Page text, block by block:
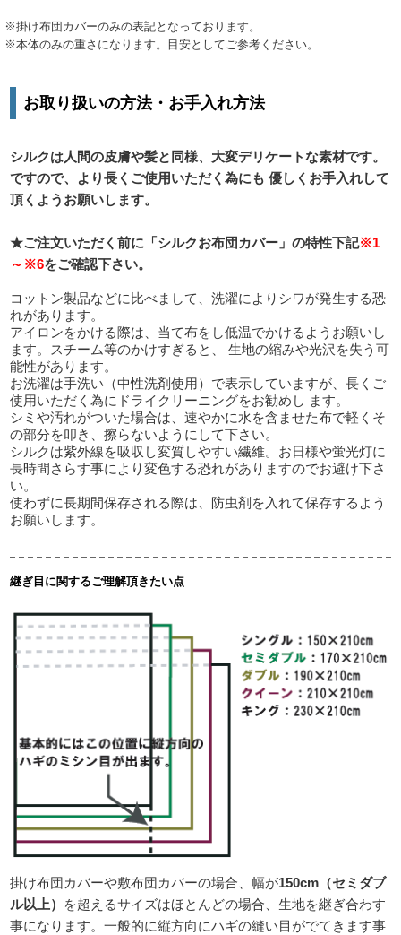
※掛け布団カバーのみの表記となっております。
※本体のみの重さになります。目安としてご参考ください。
お取り扱いの方法・お手入れ方法
シルクは人間の皮膚や髪と同様、大変デリケートな素材です。
ですので、より長くご使用いただく為にも 優しくお手入れして
頂くようお願いします。
★ご注文いただく前に「シルクお布団カバー」の特性下記※1
～※6をご確認下さい。
コットン製品などに比べまして、洗濯によりシワが発生する恐
れがあります。
アイロンをかける際は、当て布をし低温でかけるようお願いし
ます。スチーム等のかけすぎると、 生地の縮みや光沢を失う可
能性があります。
お洗濯は手洗い（中性洗剤使用）で表示していますが、長くご
使用いただく為にドライクリーニングをお勧めし ます。
シミや汚れがついた場合は、速やかに水を含ませた布で軽くそ
の部分を叩き、擦らないようにして下さい。
シルクは紫外線を吸収し変質しやすい繊維。お日様や蛍光灯に
長時間さらす事により変色する恐れがありますのでお避け下さ
い。
使わずに長期間保存される際は、防虫剤を入れて保存するよう
お願いします。
継ぎ目に関するご理解頂きたい点
掛け布団カバーや敷布団カバーの場合、幅が150cm（セミダブ
ル以上）
を超えるサイズはほとんどの場合、生地を継ぎ合わす
事になります。一般的に縦方向にハギの縫い目がでてきます事